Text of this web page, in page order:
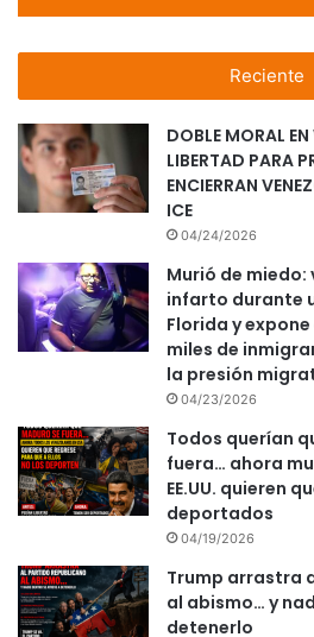
Reciente
DOBLE MORAL
LIBERTAD PARA
ENCIERRAN
ICE
04/24/2026
Murió de miedo:
infarto durante
Florida y
miles de
la presión
04/23/2026
Todos querían
fuera… ahora
EE.UU. quieren
deportados
04/19/2026
Trump arrastra
al abismo… y
detenerlo